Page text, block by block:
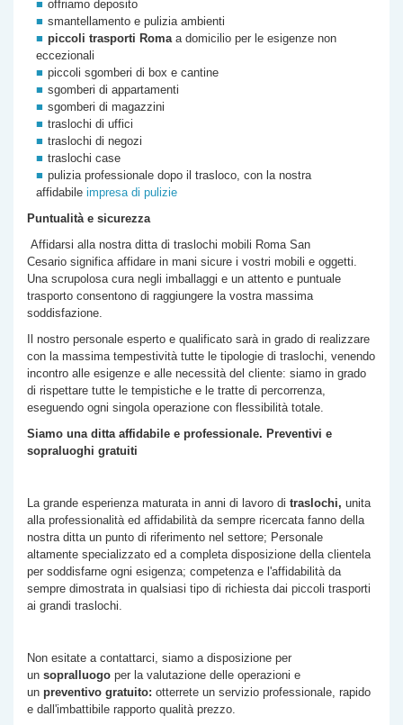
offriamo deposito
smantellamento e pulizia ambienti
piccoli trasporti Romaa domicilio per le esigenze non
eccezionali
piccoli sgomberi di box e cantine
sgomberi di appartamenti
sgomberi di magazzini
traslochi di uffici
traslochi di negozi
traslochi case
pulizia professionale dopo il trasloco, con la nostra
affidabile impresa di pulizie
Puntualità e sicurezza
Affidarsi alla nostra ditta di traslochi mobili Roma San
Cesario significa affidare in mani sicure i vostri mobili e oggetti.
Una scrupolosa cura negli imballaggi e un attento e puntuale
trasporto consentono di raggiungere la vostra massima
soddisfazione.
Il nostro personale esperto e qualificato sarà in grado di realizzare
con la massima tempestività tutte le tipologie di traslochi, venendo
incontro alle esigenze e alle necessità del cliente: siamo in grado
di rispettare tutte le tempistiche e le tratte di percorrenza,
eseguendo ogni singola operazione con flessibilità totale.
Siamo una ditta affidabile e professionale. Preventivi e
sopraluoghi gratuiti
La grande esperienza maturata in anni di lavoro di traslochi, unita
alla professionalità ed affidabilità da sempre ricercata fanno della
nostra ditta un punto di riferimento nel settore; Personale
altamente specializzato ed a completa disposizione della clientela
per soddisfarne ogni esigenza; competenza e l'affidabilità da
sempre dimostrata in qualsiasi tipo di richiesta dai piccoli trasporti
ai grandi traslochi.
Non esitate a contattarci, siamo a disposizione per
un sopralluogo per la valutazione delle operazioni e
un preventivo gratuito: otterrete un servizio professionale, rapido
e dall'imbattibile rapporto qualità prezzo.